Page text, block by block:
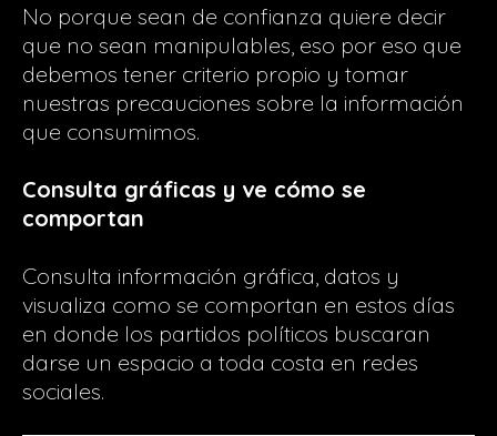
No porque sean de confianza quiere decir
que no sean manipulables, eso por eso que
debemos tener criterio propio y tomar
nuestras precauciones sobre la información
que consumimos.
Consulta gráficas y ve cómo se
comportan
Consulta información gráfica, datos y
visualiza como se comportan en estos días
en donde los partidos políticos buscaran
darse un espacio a toda costa en redes
sociales.